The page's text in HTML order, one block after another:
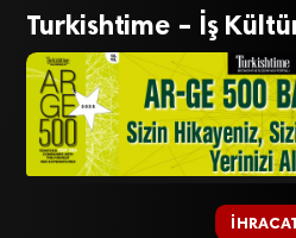
Turkishtime – İş